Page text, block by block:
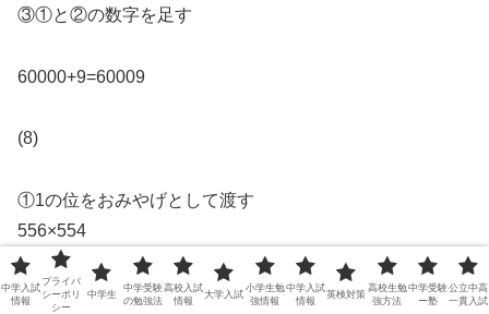
③①と②の数字を足す
60000+9=60009
(8)
①1の位をおみやげとして渡す
556×554
=(556+4)×(554-4)
=308000
中学入試
情報
プライバ
シーポリ
シー
中学生
中学受験
の勉強法
高校入試
情報
大学入試
小学生勉
強情報
中学入試
情報
英検対策
高校生勉
強方法
中学受験
ー塾
公立中高
一貫入試